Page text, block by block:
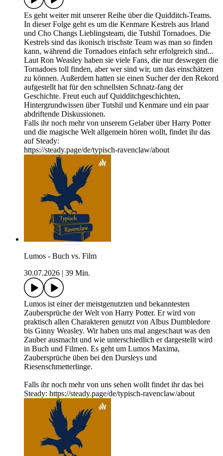
Es geht weiter mit unserer Reihe über die Quidditch-Teams.
In dieser Folge geht es um die Kenmare Kestrels aus Irland
und Cho Changs Lieblingsteam, die Tutshil Tornadoes. Die
Kestrels sind das ikonisch irischste Team was man so finden
kann, während die Tornadoes einfach sehr erfolgreich sind...
Laut Ron Weasley haben sie viele Fans, die nur deswegen die
Tornadoes toll finden, aber wer sind wir, um das einschätzen
zu können. Außerdem hatten sie einen Sucher der den Rekord
aufgestellt hat für den schnellsten Schnatz-fang der
Geschichte. Freut euch auf Quidditchgeschichten,
Hintergrundwissen über Tutshil und Kenmare und ein paar
abdriftende Diskussionen.
Falls ihr noch mehr von unserem Gelaber über Harry Potter
und die magische Welt allgemein hören wollt, findet ihr das
auf Steady:
https://steady.page/de/typisch-ravenclaw/about
Lumos - Buch vs. Film
30.07.2026
39 Min.
Lumos ist einer der meistgenutzten und bekanntesten
Zaubersprüche der Welt von Harry Potter. Er wird von
praktisch allen Charakteren genutzt von Albus Dumbledore
bis Ginny Weasley. Wir haben uns mal angeschaut was den
Zauber ausmacht und wie unterschiedlich er dargestellt wird
in Buch und Filmen. Es geht um Lumos Maxima,
Zaubersprüche üben bei den Dursleys und
Riesenschmetterlinge.
Falls ihr noch mehr von uns sehen wollt findet ihr das bei
Steady: https://steady.page/de/typisch-ravenclaw/about